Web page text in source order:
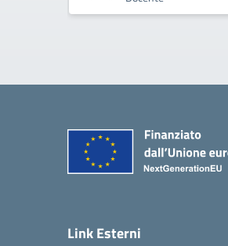
Link Esterni